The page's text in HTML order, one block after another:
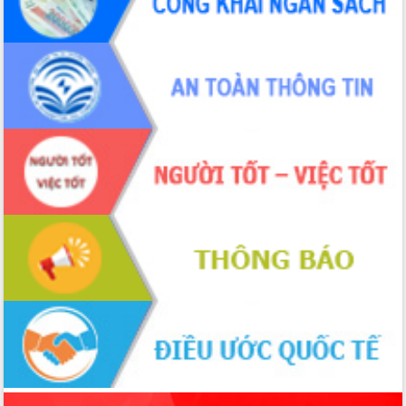
món ăn từ sầu riêng
Đắk Lắk công bố Quy hoạch và xúc
tiến đầu tư tỉnh
Ngành cá ngừ Đắk Lắk chủ động thích
ứng để giữ vững thị trường xuất khẩu
Diễn đàn Kinh tế tư nhân Việt Nam đột
phá cơ chế - Hợp tác công tư
Đề án 06 tạo bước ngoặt đột phá trong
cải cách hành chính tỉnh Đắk Lắk
Kết nối tour, đẩy mạnh chuyển đổi số
để phát triển du lịch Đắk Lắk
Khởi động Dự án Đầu tư xây dựng hạ
tầng kỹ thuật Cụm công nghiệp Tân
Tiến
Gặp mặt các cơ quan báo chí nhân Kỷ
niệm 101 năm Ngày Báo chí Cách
mạng Việt Nam
Đắk Lắk sơ kết 4 năm triển khai thực
hiện Đề án 06 của Chính phủ
Họp báo thông tin về Hội nghị Công bố